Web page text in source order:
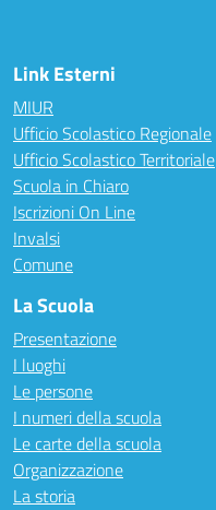
Link Esterni
MIUR
Ufficio Scolastico Regionale
Ufficio Scolastico Territoriale
Scuola in Chiaro
Iscrizioni On Line
Invalsi
Comune
La Scuola
Presentazione
I luoghi
Le persone
I numeri della scuola
Le carte della scuola
Organizzazione
La storia